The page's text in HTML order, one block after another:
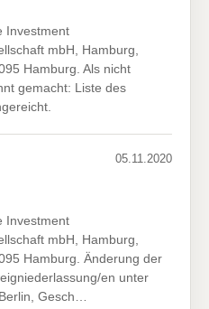
Investment
mbH, Hamburg,
Hamburg. Als nicht
gemacht: Liste des
05.11.2020
Investment
mbH, Hamburg,
Hamburg. Änderung der
en unter
Gesch…